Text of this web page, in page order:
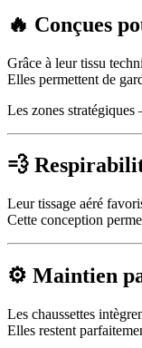
🔥 Conçues
Grâce à leur tissu
Elles permettent de
Les zones
💨
Leur tissage aéré
Cette conception
⚙️ Maintien
Les chaussettes
Elles restent